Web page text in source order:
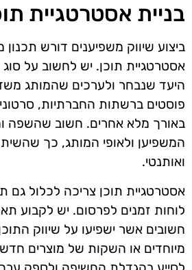
בניית אסטרטגיית
ביצוע שיווק משפיענים דורש
אסטרטגיית תוכן. יש לחשוב על
היעד שנבחר ולערכים שהמותג
פוסטים ברשתות החברתיות,
באורך מלא אחרים. חשוב שהשפה
המשפיען ולאופי המותג, כך
ואותנטי.
אסטרטגיית תוכן צריכה לכלול גם
לוחות זמנים לפרסום. יש לקבוע
חשובים אשר ישפיעו על שיווק
מיוחדים או השקות של מוצרים